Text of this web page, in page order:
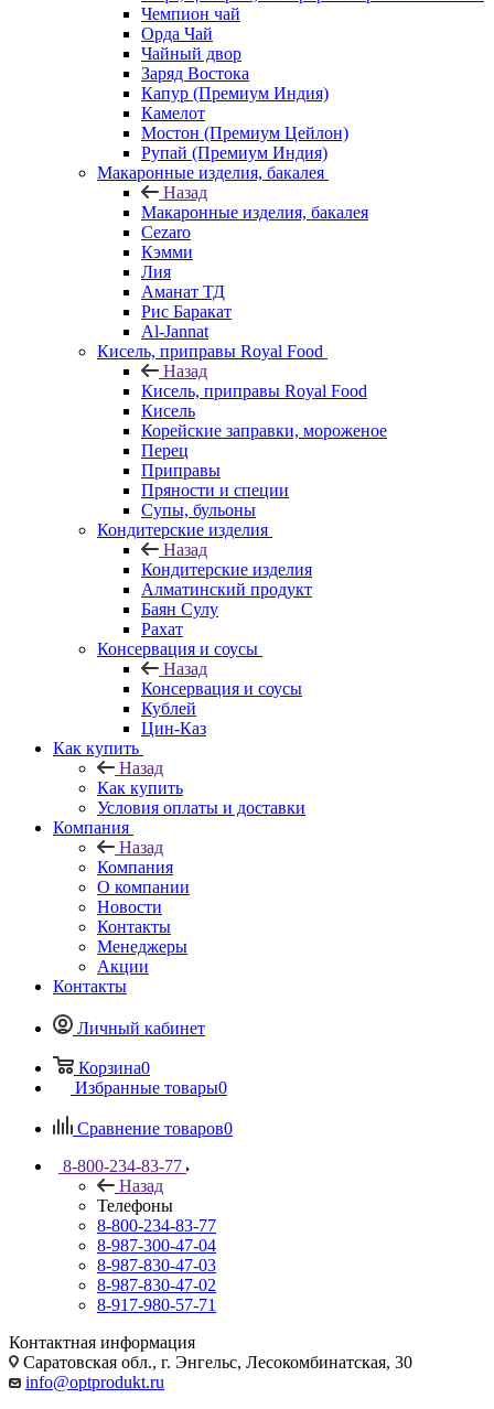
Чемпион чай
Орда Чай
Чайный двор
Заряд Востока
Капур (Премиум Индия)
Камелот
Мостон (Премиум Цейлон)
Рупай (Премиум Индия)
Макаронные изделия, бакалея
Назад
Макаронные изделия, бакалея
Cezaro
Кэмми
Лия
Аманат ТД
Рис Баракат
Al-Jannat
Кисель, приправы Royal Food
Назад
Кисель, приправы Royal Food
Кисель
Корейские заправки, мороженое
Перец
Приправы
Пряности и специи
Супы, бульоны
Кондитерские изделия
Назад
Кондитерские изделия
Алматинский продукт
Баян Сулу
Рахат
Консервация и соусы
Назад
Консервация и соусы
Кублей
Цин-Каз
Как купить
Назад
Как купить
Условия оплаты и доставки
Компания
Назад
Компания
О компании
Новости
Контакты
Менеджеры
Акции
Контакты
Личный кабинет
Корзина0
Избранные товары0
Сравнение товаров0
8-800-234-83-77
Назад
Телефоны
8-800-234-83-77
8-987-300-47-04
8-987-830-47-03
8-987-830-47-02
8-917-980-57-71
Контактная информация
Саратовская обл., г. Энгельс, Лесокомбинатская, 30
info@optprodukt.ru